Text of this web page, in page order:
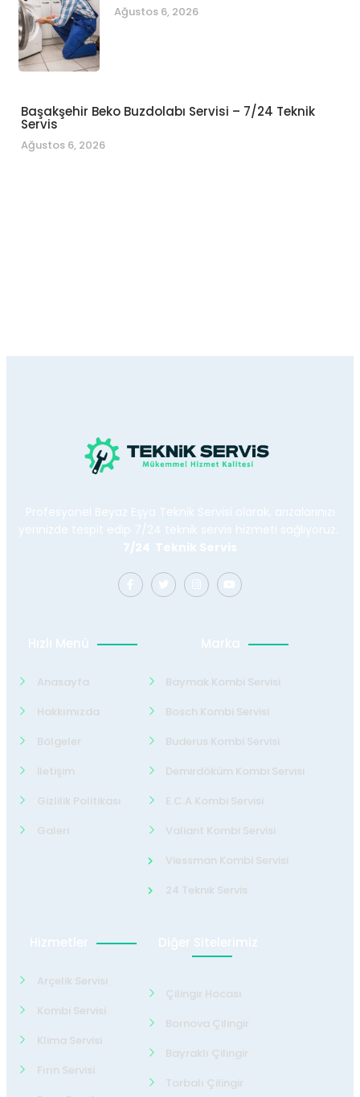
Ağustos 6, 2026
Başakşehir Beko Buzdolabı Servisi – 7/24 Teknik
Servis
Ağustos 6, 2026
Profesyonel Beyaz Eşya Teknik Servisi olarak, arızalarınızı
yerinizde tespit edip 7/24 teknik servis hizmeti sağlıyoruz.
7/24 Teknik Servis
Hızlı Menü
Anasayfa
Hakkımızda
Bölgeler
İletişim
Gizlilik Politikası
Galeri
Marka
Baymak Kombi Servisi
Bosch Kombi Servisi
Buderus Kombi Servisi
Demirdöküm Kombi Servisi
E.C.A Kombi Servisi
Valiant Kombi Servisi
Viessman Kombi Servisi
24 Teknik Servis
Hizmetler
Arçelik Servisi
Kombi Servisi
Klima Servisi
Fırın Servisi
Diğer Sitelerimiz
Çilingir Hocası
Bornova Çilingir
Bayraklı Çilingir
Torbalı Çilingir